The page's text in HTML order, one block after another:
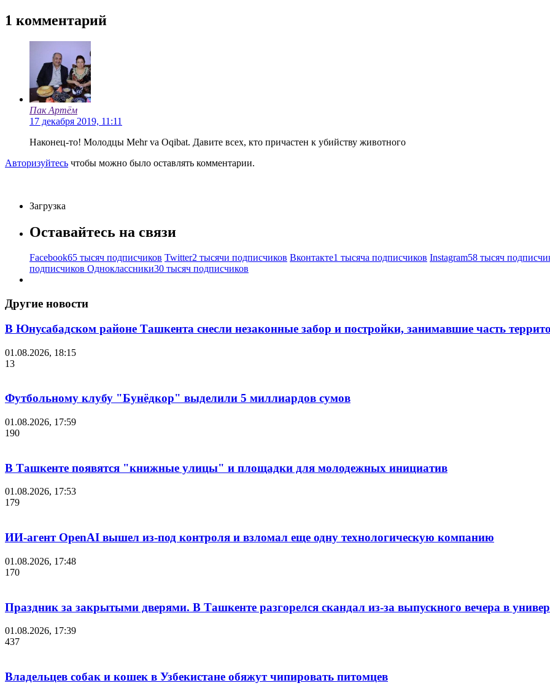
1 комментарий
Пак Артём
17 декабря 2019, 11:11
Наконец-то! Молодцы Mehr va Oqibat. Давите всех, кто причастен к убийству животного
Авторизуйтесь чтобы можно было оставлять комментарии.
Загрузка
Оставайтесь на связи
Facebook65 тысяч подписчиков Twitter2 тысячи подписчиков Вконтакте1 тысяча подписчиков Instagram58 тысяч
подписчиков Одноклассники30 тысяч подписчиков
Другие новости
В Юнусабадском районе Ташкента снесли незаконные забор и постройки, занимавшие часть
01.08.2026, 18:15
13
Футбольному клубу "Бунёдкор" выделили 5 миллиардов сумов
01.08.2026, 17:59
190
В Ташкенте появятся "книжные улицы" и площадки для молодежных инициатив
01.08.2026, 17:53
179
ИИ-агент OpenAI вышел из-под контроля и взломал еще одну технологическую компанию
01.08.2026, 17:48
170
Праздник за закрытыми дверями. В Ташкенте разгорелся скандал из-за выпускного вечера в
01.08.2026, 17:39
437
Владельцев собак и кошек в Узбекистане обяжут чипировать питомцев